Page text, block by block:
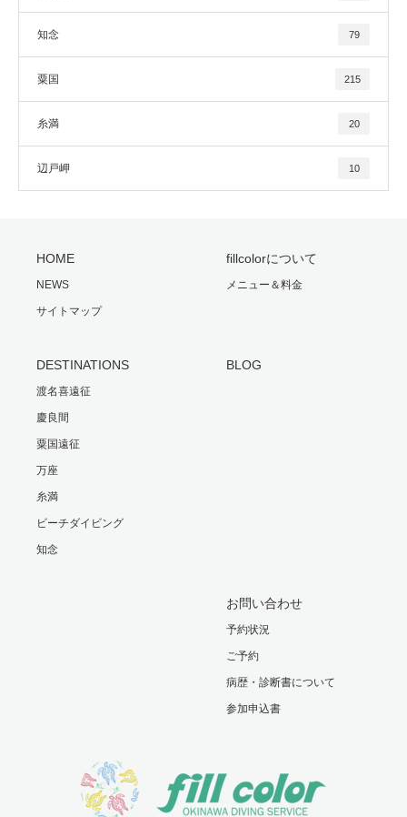
知念 79
粟国 215
糸満 20
辺戸岬 10
HOME
NEWS
サイトマップ
fillcolorについて
メニュー＆料金
DESTINATIONS
渡名喜遠征
慶良間
粟国遠征
万座
糸満
ビーチダイビング
知念
BLOG
お問い合わせ
予約状況
ご予約
病歴・診断書について
参加申込書